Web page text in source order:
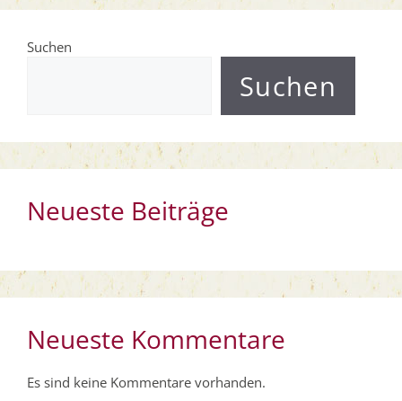
Suchen
Suchen
Neueste Beiträge
Neueste Kommentare
Es sind keine Kommentare vorhanden.